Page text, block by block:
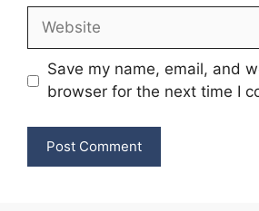
Website
Save my name, email, and
browser for the next time I